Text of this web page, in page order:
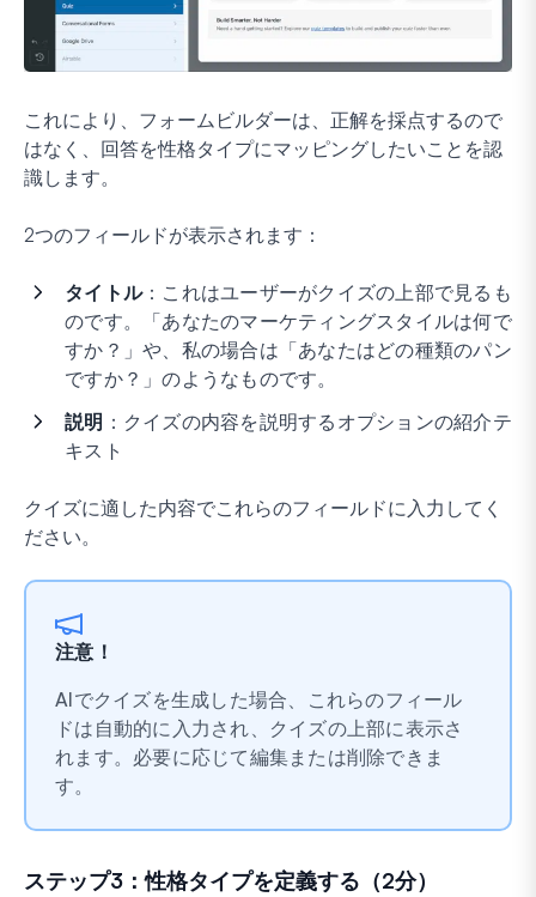
これにより、フォームビルダーは、正解を採点するので
はなく、回答を性格タイプにマッピングしたいことを認
識します。
2つのフィールドが表示されます：
タイトル：これはユーザーがクイズの上部で見るも
のです。「あなたのマーケティングスタイルは何で
すか？」や、私の場合は「あなたはどの種類のパン
ですか？」のようなものです。
説明 ：クイズの内容を説明するオプションの紹介テ
キスト
クイズに適した内容でこれらのフィールドに入力してく
ださい。
注意！
AIでクイズを生成した場合、これらのフィール
ドは自動的に入力され、クイズの上部に表示さ
れます。必要に応じて編集または削除できま
す。
ステップ3：性格タイプを定義する（2分）